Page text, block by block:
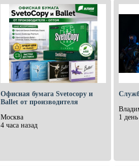
Офисная бумага Svetocopy и
Ballet от производителя
Москва
4 часа назад
1